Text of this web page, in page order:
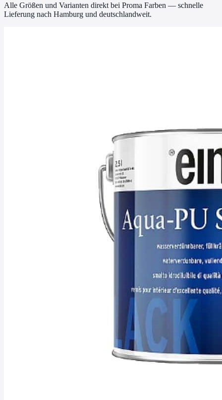
Alle Größen und Varianten direkt bei Proma Farben — schnelle
Lieferung nach Hamburg und deutschlandweit.